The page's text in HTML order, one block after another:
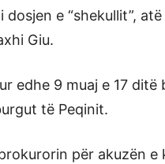
e “shekullit”,
Giu.
edhe 9 muaj e 17
të Peqinit.
për akuzën